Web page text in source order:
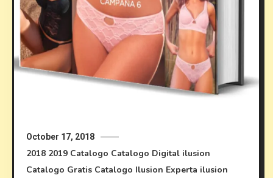
October 17, 2018
2018 2019 Catalogo Catalogo Digital ilusion
Catalogo Gratis Catalogo Ilusion Experta ilusion